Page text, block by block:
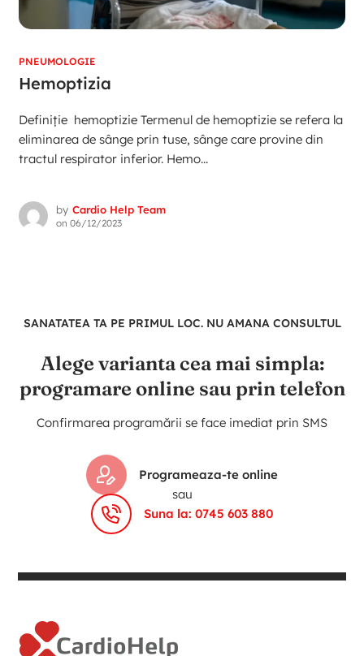
PNEUMOLOGIE
Hemoptizia
Definiție hemoptizie Termenul de hemoptizie se refera la
eliminarea de sânge prin tuse, sânge care provine din
tractul respirator inferior. Hemo...
by Cardio Help Team
on 06/12/2023
SANATATEA TA PE PRIMUL LOC. NU AMANA CONSULTUL
Alege varianta cea mai simpla:
programare online sau prin telefon
Confirmarea programării se face imediat prin SMS
Programeaza-te online
sau
Suna la: 0745 603 880